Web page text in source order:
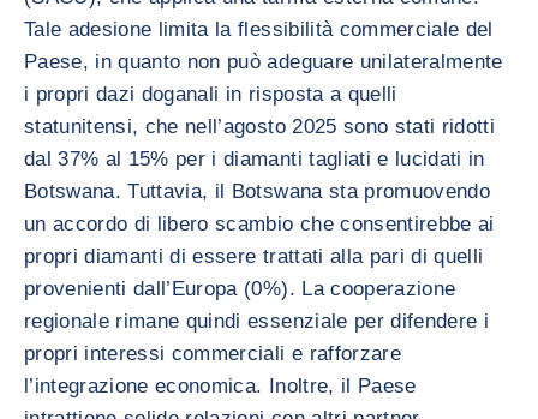
Tale adesione limita la flessibilità commerciale del
Paese, in quanto non può adeguare unilateralmente
i propri dazi doganali in risposta a quelli
statunitensi, che nell’agosto 2025 sono stati ridotti
dal 37% al 15% per i diamanti tagliati e lucidati in
Botswana. Tuttavia, il Botswana sta promuovendo
un accordo di libero scambio che consentirebbe ai
propri diamanti di essere trattati alla pari di quelli
provenienti dall’Europa (0%). La cooperazione
regionale rimane quindi essenziale per difendere i
propri interessi commerciali e rafforzare
l’integrazione economica. Inoltre, il Paese